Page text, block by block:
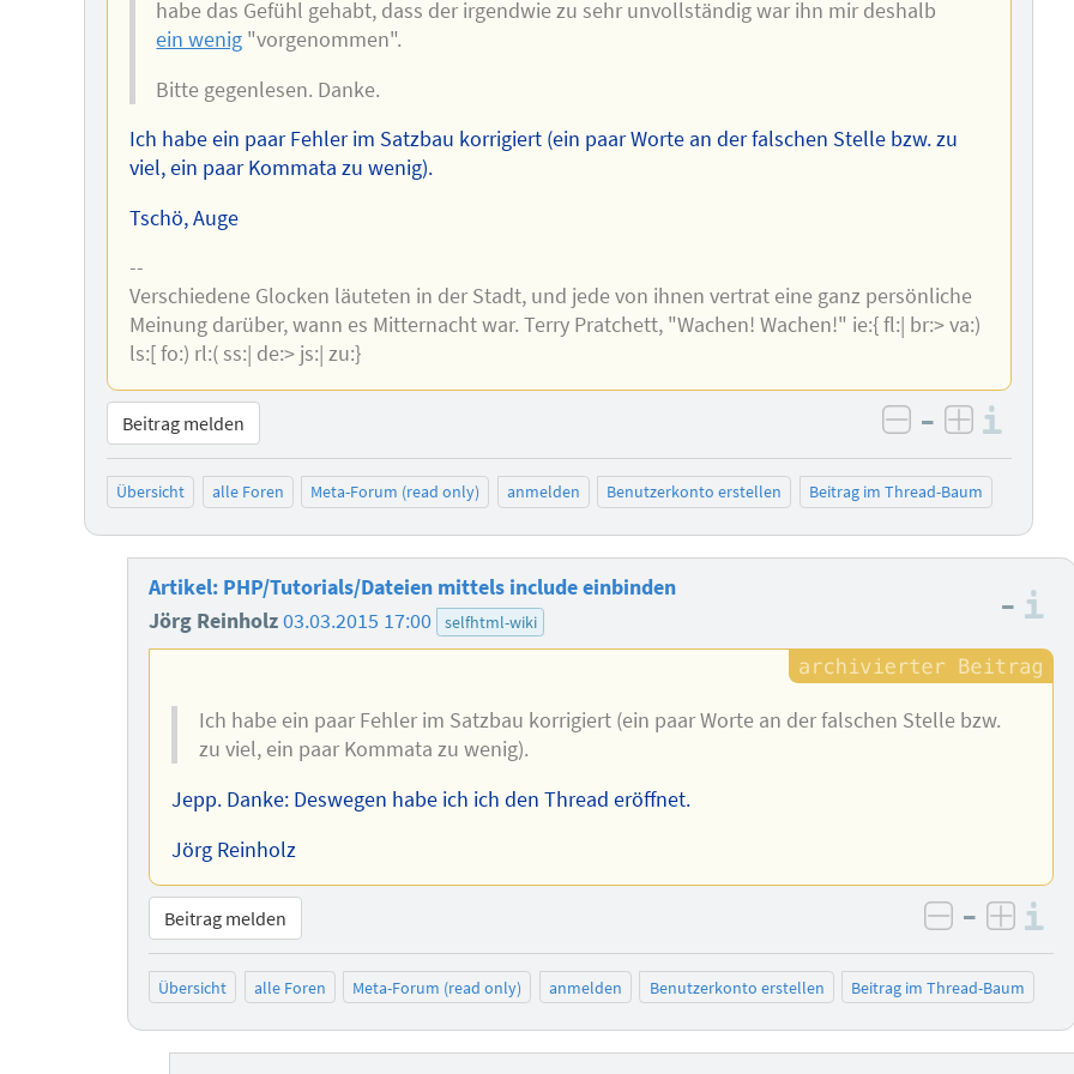
habe das Gefühl gehabt, dass der irgendwie zu sehr unvollständig war ihn mir deshalb
ein wenig "vorgenommen".
Bitte gegenlesen. Danke.
Ich habe ein paar Fehler im Satzbau korrigiert (ein paar Worte an der falschen Stelle bzw. zu
viel, ein paar Kommata zu wenig).
Tschö, Auge
--
Verschiedene Glocken läuteten in der Stadt, und jede von ihnen vertrat eine ganz persönliche
Meinung darüber, wann es Mitternacht war. Terry Pratchett, "Wachen! Wachen!" ie:{ fl:| br:> va:)
ls:[ fo:) rl:( ss:| de:> js:| zu:}
Beitrag melden negativ
– positiv
Übersicht alle Foren Meta-Forum (read only) anmelden Benutzerkonto erstellen Beitrag im Thread-Baum
Artikel: PHP/Tutorials/Dateien mittels include einbinden
Jörg Reinholz03.03.2015 17:00 selfhtml-wiki –
Ich habe ein paar Fehler im Satzbau korrigiert (ein paar Worte an der falschen Stelle bzw.
zu viel, ein paar Kommata zu wenig).
Jepp. Danke: Deswegen habe ich ich den Thread eröffnet.
Jörg Reinholz
Beitrag melden negativ
–
Übersicht alle Foren Meta-Forum (read only) anmelden Benutzerkonto erstellen Beitrag im Thread-Baum